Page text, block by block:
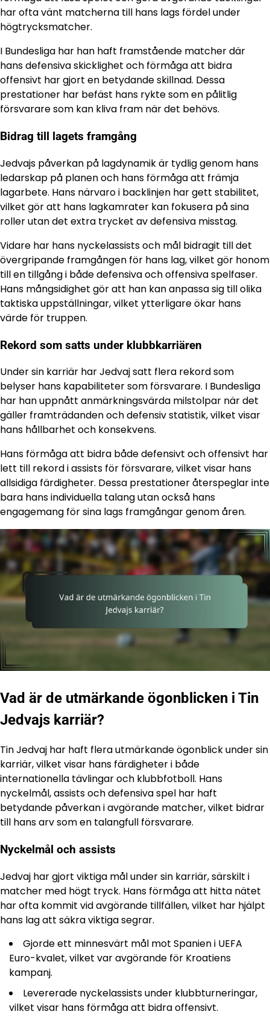
har ofta vänt matcherna till hans lags fördel under
högtrycksmatcher.
I Bundesliga har han haft framstående matcher där
hans defensiva skicklighet och förmåga att bidra
offensivt har gjort en betydande skillnad. Dessa
prestationer har befäst hans rykte som en pålitlig
försvarare som kan kliva fram när det behövs.
Bidrag till lagets framgång
Jedvajs påverkan på lagdynamik är tydlig genom hans
ledarskap på planen och hans förmåga att främja
lagarbete. Hans närvaro i backlinjen har gett stabilitet,
vilket gör att hans lagkamrater kan fokusera på sina
roller utan det extra trycket av defensiva misstag.
Vidare har hans nyckelassists och mål bidragit till det
övergripande framgången för hans lag, vilket gör honom
till en tillgång i både defensiva och offensiva spelfaser.
Hans mångsidighet gör att han kan anpassa sig till olika
taktiska uppställningar, vilket ytterligare ökar hans
värde för truppen.
Rekord som satts under klubbkarriären
Under sin karriär har Jedvaj satt flera rekord som
belyser hans kapabiliteter som försvarare. I Bundesliga
har han uppnått anmärkningsvärda milstolpar när det
gäller framträdanden och defensiv statistik, vilket visar
hans hållbarhet och konsekvens.
Hans förmåga att bidra både defensivt och offensivt har
lett till rekord i assists för försvarare, vilket visar hans
allsidiga färdigheter. Dessa prestationer återspeglar inte
bara hans individuella talang utan också hans
engagemang för sina lags framgångar genom åren.
Vad är de utmärkande ögonblicken i Tin
Jedvajs karriär?
Tin Jedvaj har haft flera utmärkande ögonblick under sin
karriär, vilket visar hans färdigheter i både
internationella tävlingar och klubbfotboll. Hans
nyckelmål, assists och defensiva spel har haft
betydande påverkan i avgörande matcher, vilket bidrar
till hans arv som en talangfull försvarare.
Nyckelmål och assists
Jedvaj har gjort viktiga mål under sin karriär, särskilt i
matcher med högt tryck. Hans förmåga att hitta nätet
har ofta kommit vid avgörande tillfällen, vilket har hjälpt
hans lag att säkra viktiga segrar.
Gjorde ett minnesvärt mål mot Spanien i UEFA
Euro-kvalet, vilket var avgörande för Kroatiens
kampanj.
Levererade nyckelassists under klubbturneringar,
vilket visar hans förmåga att bidra offensivt.